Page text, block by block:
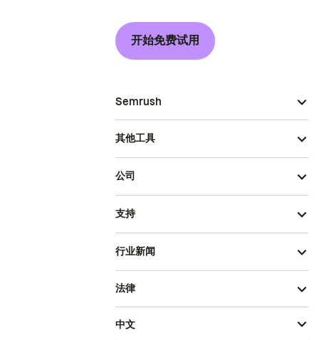
开始免费试用
Semrush
其他工具
公司
支持
行业新闻
法律
中文